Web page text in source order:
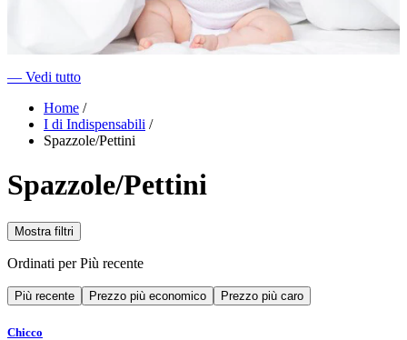
― Vedi tutto
Home /
I di Indispensabili /
Spazzole/Pettini
Spazzole/Pettini
Mostra filtri
Ordinati perPiù recente
Più recente Prezzo più economico Prezzo più caro
Chicco